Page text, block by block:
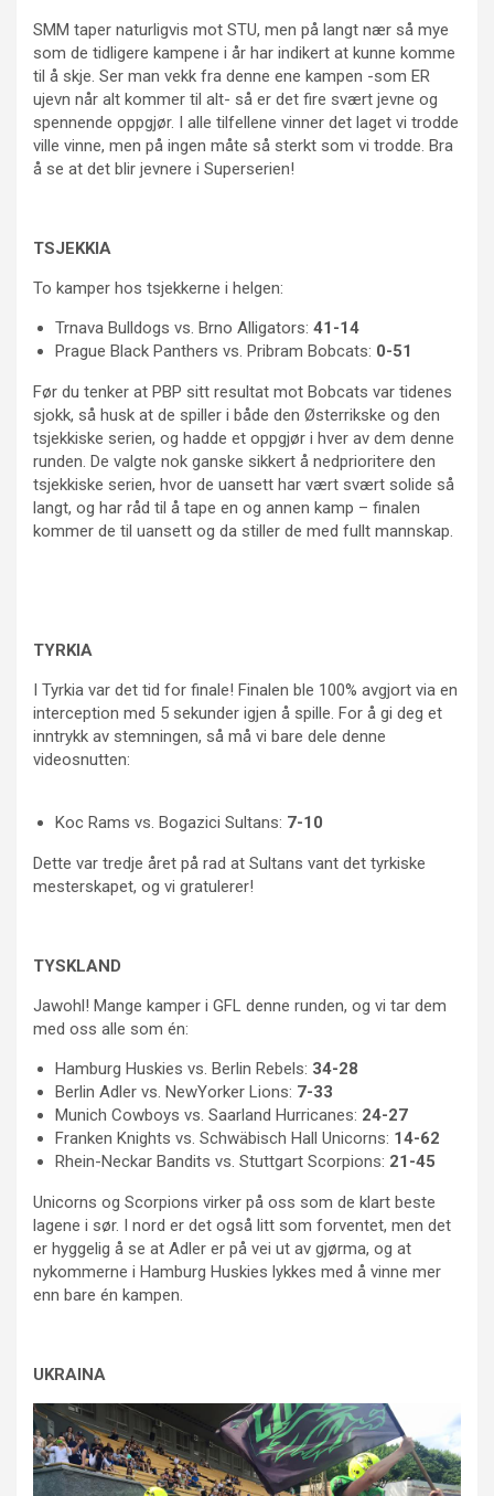
SMM taper naturligvis mot STU, men på langt nær så mye
som de tidligere kampene i år har indikert at kunne komme
til å skje. Ser man vekk fra denne ene kampen -som ER
ujevn når alt kommer til alt- så er det fire svært jevne og
spennende oppgjør. I alle tilfellene vinner det laget vi trodde
ville vinne, men på ingen måte så sterkt som vi trodde. Bra
å se at det blir jevnere i Superserien!
TSJEKKIA
To kamper hos tsjekkerne i helgen:
Trnava Bulldogs vs. Brno Alligators: 41-14
Prague Black Panthers vs. Pribram Bobcats: 0-51
Før du tenker at PBP sitt resultat mot Bobcats var tidenes
sjokk, så husk at de spiller i både den Østerrikske og den
tsjekkiske serien, og hadde et oppgjør i hver av dem denne
runden. De valgte nok ganske sikkert å nedprioritere den
tsjekkiske serien, hvor de uansett har vært svært solide så
langt, og har råd til å tape en og annen kamp – finalen
kommer de til uansett og da stiller de med fullt mannskap.
TYRKIA
I Tyrkia var det tid for finale! Finalen ble 100% avgjort via en
interception med 5 sekunder igjen å spille. For å gi deg et
inntrykk av stemningen, så må vi bare dele denne
videosnutten:
Koc Rams vs. Bogazici Sultans: 7-10
Dette var tredje året på rad at Sultans vant det tyrkiske
mesterskapet, og vi gratulerer!
TYSKLAND
Jawohl! Mange kamper i GFL denne runden, og vi tar dem
med oss alle som én:
Hamburg Huskies vs. Berlin Rebels: 34-28
Berlin Adler vs. NewYorker Lions: 7-33
Munich Cowboys vs. Saarland Hurricanes: 24-27
Franken Knights vs. Schwäbisch Hall Unicorns: 14-62
Rhein-Neckar Bandits vs. Stuttgart Scorpions: 21-45
Unicorns og Scorpions virker på oss som de klart beste
lagene i sør. I nord er det også litt som forventet, men det
er hyggelig å se at Adler er på vei ut av gjørma, og at
nykommerne i Hamburg Huskies lykkes med å vinne mer
enn bare én kampen.
UKRAINA